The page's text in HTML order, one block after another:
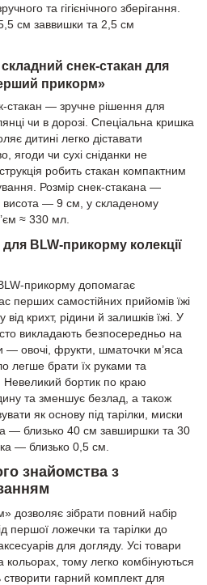
та гігієнічного зберігання.
см заввишки та 2,5 см
снек-стакан для
прикорм»
стакан — зручне рішення для
чи в дорозі. Спеціальна кришка
дитині легко діставати
ягоди чи сухі сніданки не
робить стакан компактним
Розмір снек-стакана —
— 9 см, у складеному
≈ 330 мл.
BLW-прикорму колекції
прикорму допомагає
перших самостійних прийомів їжі
крихт, рідини й залишків їжі. У
викладають безпосередньо на
— овочі, фрукти, шматочки м’яса
легше брати їх руками та
Невеликий бортик по краю
та зменшує безлад, а також
як основу під тарілки, миски
— близько 40 см завширшки та 30
— близько 0,5 см.
знайомства з
дозволяє зібрати повний набір
першої ложечки та тарілки до
для догляду. Усі товари
кольорах, тому легко комбінуються
гарний комплект для